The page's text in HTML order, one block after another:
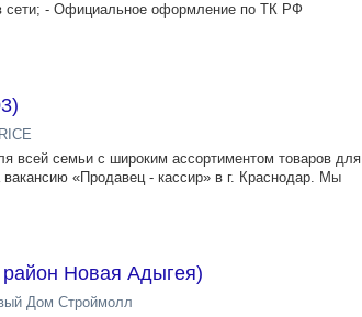
сети; - Официальное оформление по ТК РФ
всей семьи с широким ассортиментом товаров для
«Продавец - кассир» в г. Краснодар. Мы
район Новая Адыгея)
Дом Строймолл